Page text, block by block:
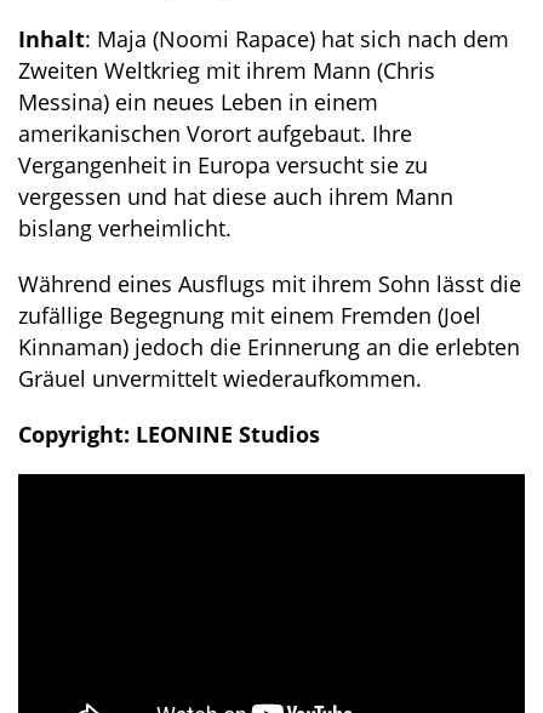
Inhalt: Maja (Noomi Rapace) hat sich nach dem
Zweiten Weltkrieg mit ihrem Mann (Chris
Messina) ein neues Leben in einem
amerikanischen Vorort aufgebaut. Ihre
Vergangenheit in Europa versucht sie zu
vergessen und hat diese auch ihrem Mann
bislang verheimlicht.
Während eines Ausflugs mit ihrem Sohn lässt die
zufällige Begegnung mit einem Fremden (Joel
Kinnaman) jedoch die Erinnerung an die erlebten
Gräuel unvermittelt wiederaufkommen.
Copyright: LEONINE Studios